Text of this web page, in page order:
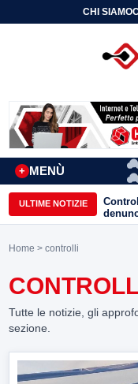
CHI SIAMO
MENÙ
+
ULTIME NOTIZIE
Home > controlli
Tutte le notizie, gli
sezione.